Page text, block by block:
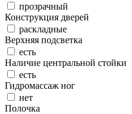
прозрачный
Конструкция дверей
раскладные
Верхняя подсветка
есть
Наличие центральной стойки
есть
Гидромассаж ног
нет
Полочка